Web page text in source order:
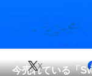
スポーツ・レジャー
パソコン・タブレット
ペット
今売れている「
X